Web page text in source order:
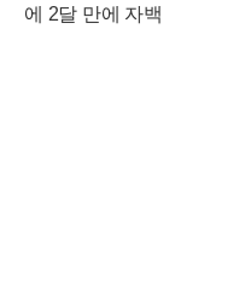
에 2달 만에 자백